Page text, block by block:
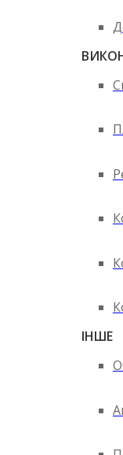
ІНШЕ